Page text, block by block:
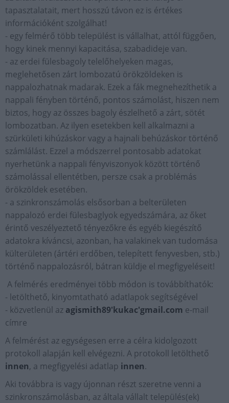
tapasztalatait, mert hosszú távon ez is értékes
információként szolgálhat!
- egy felmérő több települést is vállalhat, attól függően,
hogy kinek mennyi kapacitása, szabadideje van.
- az erdei fülesbagoly telelőhelyeken magas,
meglehetősen zárt lombozatú örökzöldeken is
nappalozhatnak madarak. Ezek a fák megnehezíthetik a
nappali fényben történő, pontos számolást, hiszen nem
biztos, hogy az összes bagoly észlelhető a zárt, sötét
lombozatban. Az ilyen esetekben kell alkalmazni a
szürkületi kihúzáskor vagy a hajnali behúzáskor történő
számlálást. Ezzel a módszerrel pontosabb adatokat
nyerhetünk a nappali fényviszonyok között történő
számolással ellentétben, persze csak a problémás
örökzöldek esetében.
- a szinkronszámolás elsősorban a belterületen
nappalozó erdei fülesbaglyok egyedszámára, az őket
érintő veszélyeztető tényezőkre és egyéb kiegészítő
adatokra kíváncsi, azonban, ha valakinek van tudomása
külterületen (ártéri erdőben, telepített fenyvesben, stb.)
történő nappalozásról, bátran küldje el megfigyeléseit!
A felmérés eredményei több módon is továbbíthatók:
- letölthető, kinyomtatható adatlapok segítségével
- közvetlenül az agismith89'kukac'gmail.com e-mail
címre
A felmérést az egységesen erre a célra kidolgozott
protokoll alapján kell elvégezni. A protokoll letölthető
innen, a megfigyelési adatlap innen.
Aki továbbra is vagy újonnan részt szeretne venni a
szinkronszámolásban, az általa vállalt település(ek)